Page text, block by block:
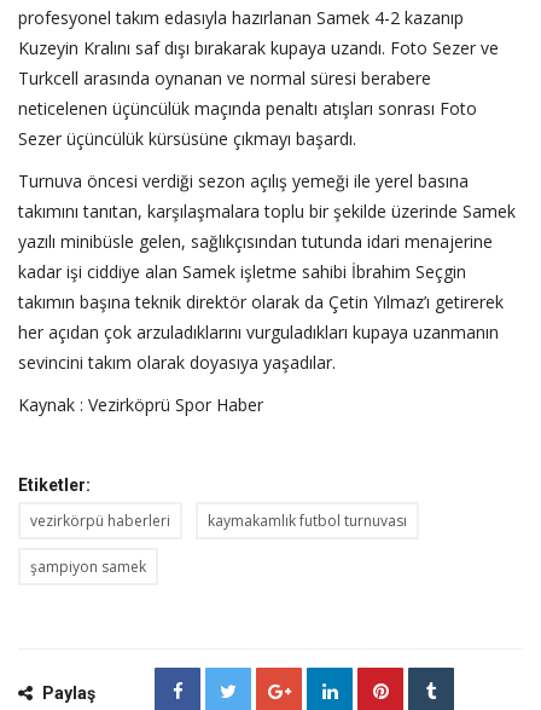
profesyonel takım edasıyla hazırlanan Samek 4-2 kazanıp
Kuzeyin Kralını saf dışı bırakarak kupaya uzandı. Foto Sezer ve
Turkcell arasında oynanan ve normal süresi berabere
neticelenen üçüncülük maçında penaltı atışları sonrası Foto
Sezer üçüncülük kürsüsüne çıkmayı başardı.
Turnuva öncesi verdiği sezon açılış yemeği ile yerel basına
takımını tanıtan, karşılaşmalara toplu bir şekilde üzerinde Samek
yazılı minibüsle gelen, sağlıkçısından tutunda idari menajerine
kadar işi ciddiye alan Samek işletme sahibi İbrahim Seçgin
takımın başına teknik direktör olarak da Çetin Yılmaz’ı getirerek
her açıdan çok arzuladıklarını vurguladıkları kupaya uzanmanın
sevincini takım olarak doyasıya yaşadılar.
Kaynak : Vezirköprü Spor Haber
Etiketler:
vezirkörpü haberleri kaymakamlık futbol turnuvası
şampiyon samek
Paylaş